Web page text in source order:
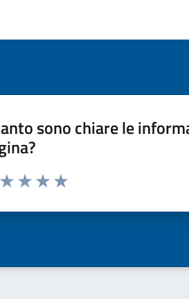
sono chiare le
da 1 a 5 stelle la pagina